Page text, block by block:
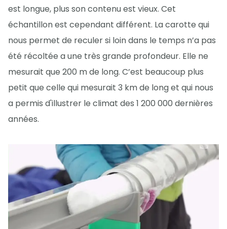
est longue, plus son contenu est vieux. Cet
échantillon est cependant différent. La carotte qui
nous permet de reculer si loin dans le temps n’a pas
été récoltée a une très grande profondeur. Elle ne
mesurait que 200 m de long. C’est beaucoup plus
petit que celle qui mesurait 3 km de long et qui nous
a permis d'illustrer le climat des 1 200 000 dernières
années.